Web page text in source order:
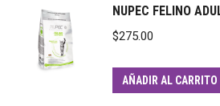
NUPEC FELINO
$275.00
AÑADIR AL CARRITO